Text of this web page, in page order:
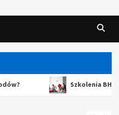
Szkolenia BHP –